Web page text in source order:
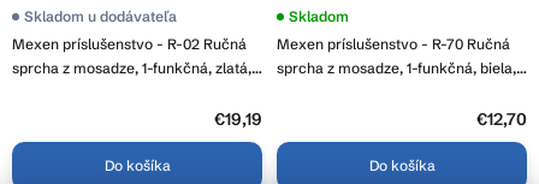
Mexen príslušenstvo - R-02 Ručná
sprcha z mosadze, 1-funkčná, zlatá,
Skladom u dodávateľa
€19,19
Do košíka
Mexen príslušenstvo - R-70 Ručná
sprcha z mosadze, 1-funkčná, biela,
Skladom
€12,70
Do košíka